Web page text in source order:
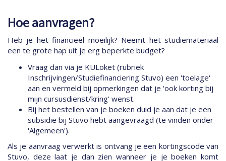
Hoe aanvragen?
Heb je het financieel moeilijk? Neemt het studiemateriaal
een te grote hap uit je erg beperkte budget?
Vraag dan via je KULoket (rubriek
Inschrijvingen/Studiefinanciering Stuvo) een 'toelage'
aan en vermeld bij opmerkingen dat je 'ook korting bij
mijn cursusdienst/kring' wenst.
Bij het bestellen van je boeken duid je aan dat je een
subsidie bij Stuvo hebt aangevraagd (te vinden onder
'Algemeen').
Als je aanvraag verwerkt is ontvang je een kortingscode van
Stuvo, deze laat je dan zien wanneer je je boeken komt